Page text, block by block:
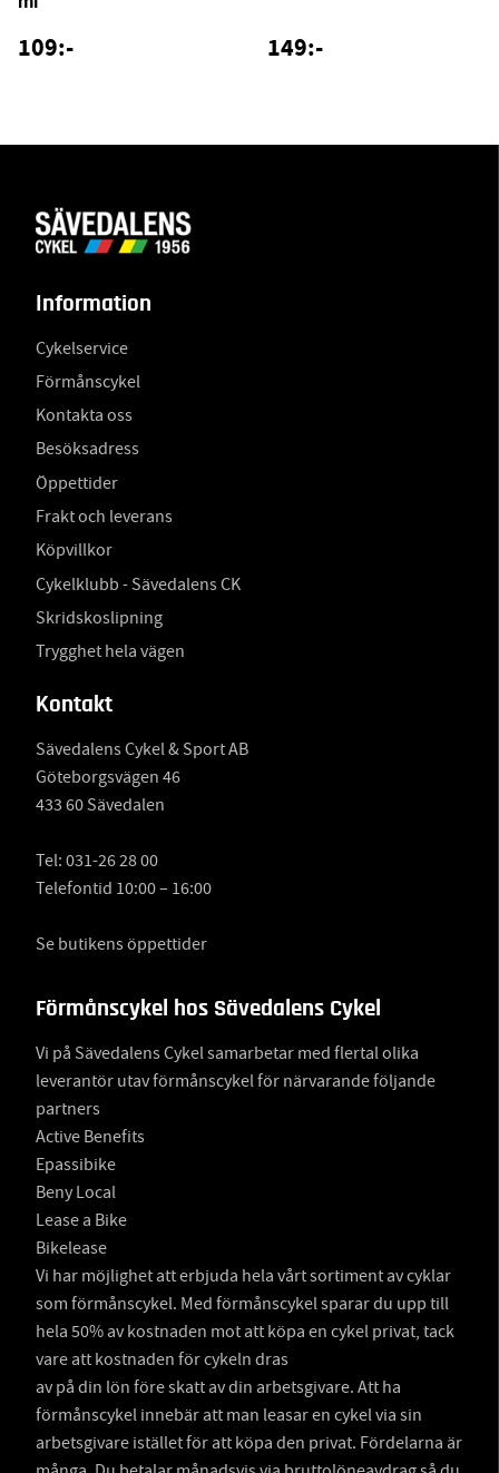
109:- 149:-
Information
Cykelservice
Förmånscykel
Kontakta oss
Besöksadress
Öppettider
Frakt och leverans
Köpvillkor
Cykelklubb - Sävedalens CK
Skridskoslipning
Trygghet hela vägen
Kontakt
Sävedalens Cykel & Sport AB
Göteborgsvägen 46
433 60 Sävedalen
Tel: 031-26 28 00
Telefontid 10:00 – 16:00
Se butikens öppettider
Förmånscykel hos Sävedalens Cykel
Vi på Sävedalens Cykel samarbetar med flertal olika
leverantör utav förmånscykel för närvarande följande
partners
Active Benefits
Epassibike
Beny Local
Lease a Bike
Bikelease
Vi har möjlighet att erbjuda hela vårt sortiment av cyklar
som förmånscykel. Med förmånscykel sparar du upp till
hela 50% av kostnaden mot att köpa en cykel privat, tack
vare att kostnaden för cykeln dras
av på din lön före skatt av din arbetsgivare. Att ha
förmånscykel innebär att man leasar en cykel via sin
arbetsgivare istället för att köpa den privat. Fördelarna är